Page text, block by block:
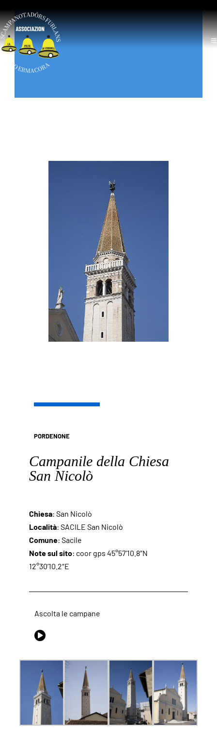
PORDENONE
Campanile della Chiesa
San Nicolò
Chiesa: San Nicolò
Località: SACILE San Nicolò
Comune: Sacile
Note sul sito: coor gps 45°57’10.8″N
12°30’10.2″E
Ascolta le campane